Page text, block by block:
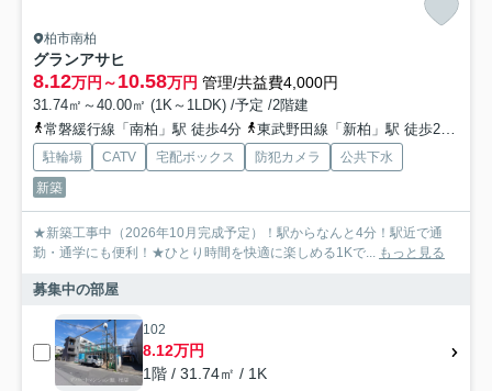
柏市南柏
グランアサヒ
8.12万円～10.58万円 管理/共益費4,000円
31.74㎡～40.00㎡ (1K～1LDK) /予定 /2階建
常磐緩行線「南柏」駅 徒歩4分
東武野田線「新柏」駅 徒歩22分
駐輪場 CATV 宅配ボックス 防犯カメラ
公共下水
新築
★新築工事中（2026年10月完成予定）！駅からなんと4分！駅近で通
勤・通学にも便利！★ひとり時間を快適に楽しめる1Kで... もっと見る
募集中の部屋
102
8.12万円
1階 / 31.74㎡ / 1K